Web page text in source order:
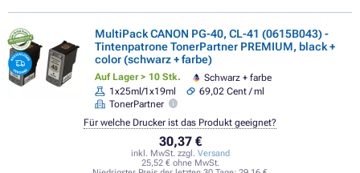
MultiPack CANON PG-40, CL-41 (0615B043) -
Tintenpatrone TonerPartner PREMIUM, black +
color (schwarz + farbe)
Auf Lager > 10 Stk.
Schwarz + farbe
1x25ml/1x19ml
69,02 Cent / ml
TonerPartner
30,37 €
inkl. MwSt. zzgl. Versand
25,52 € ohne MwSt.
Für welche Drucker ist das Produkt geeignet?